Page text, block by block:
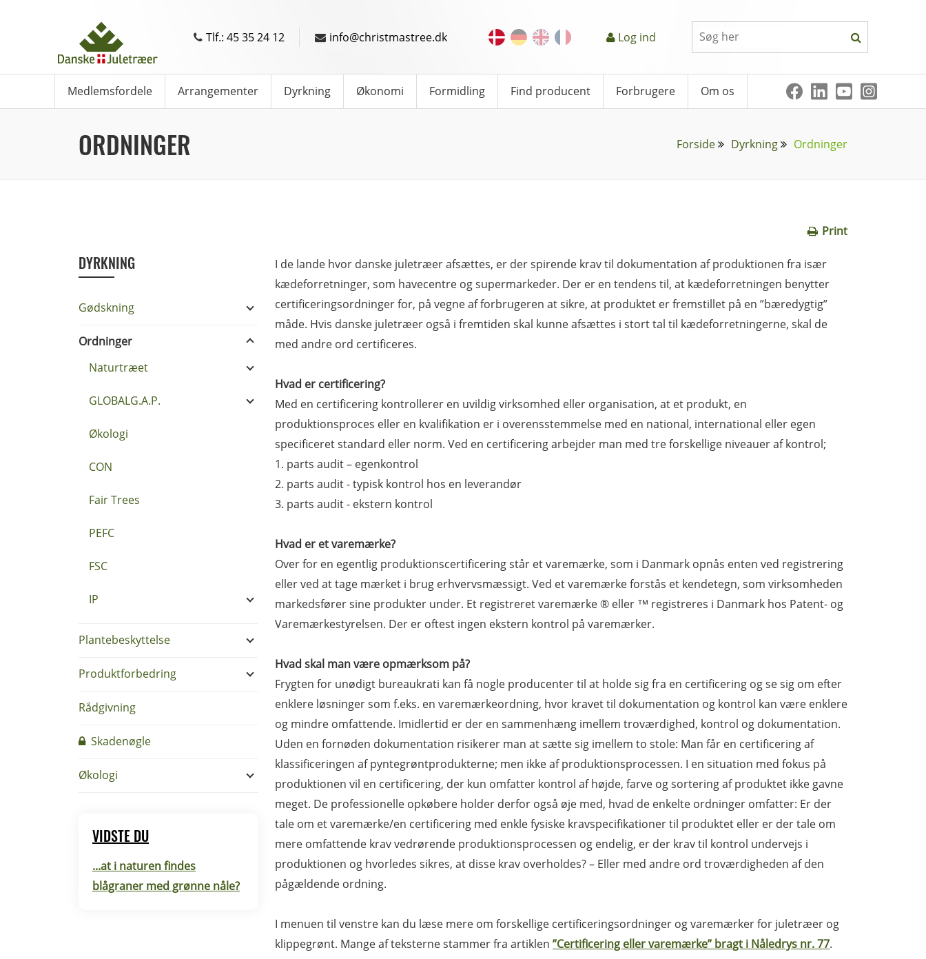
Tlf.: 45 35 24 12 info@christmastree.dk Log ind
Medlemsfordele Arrangementer Dyrkning Økonomi Formidling Find producent Forbrugere Om os
ORDNINGER Forside Dyrkning Ordninger
Print
DYRKNING
Gødskning
Ordninger
Naturtræet
GLOBALG.A.P.
Økologi
CON
Fair Trees
PEFC
FSC
IP
Plantebeskyttelse
Produktforbedring
Rådgivning
Skadenøgle
Økologi
VIDSTE DU
...at i naturen findes
blågraner med grønne nåle?
I de lande hvor danske juletræer afsættes, er der spirende krav til dokumentation af produktionen fra især
kædeforretninger, som havecentre og supermarkeder. Der er en tendens til, at kædeforretningen benytter
certificeringsordninger for, på vegne af forbrugeren at sikre, at produktet er fremstillet på en ”bæredygtig”
måde. Hvis danske juletræer også i fremtiden skal kunne afsættes i stort tal til kædeforretningerne, skal de
med andre ord certificeres.
Hvad er certificering?
Med en certificering kontrollerer en uvildig virksomhed eller organisation, at et produkt, en
produktionsproces eller en kvalifikation er i overensstemmelse med en national, international eller egen
specificeret standard eller norm. Ved en certificering arbejder man med tre forskellige niveauer af kontrol;
1. parts audit – egenkontrol
2. parts audit - typisk kontrol hos en leverandør
3. parts audit - ekstern kontrol
Hvad er et varemærke?
Over for en egentlig produktionscertificering står et varemærke, som i Danmark opnås enten ved registrering
eller ved at tage mærket i brug erhvervsmæssigt. Ved et varemærke forstås et kendetegn, som virksomheden
markedsfører sine produkter under. Et registreret varemærke ® eller ™ registreres i Danmark hos Patent- og
Varemærkestyrelsen. Der er oftest ingen ekstern kontrol på varemærker.
Hvad skal man være opmærksom på?
Frygten for unødigt bureaukrati kan få nogle producenter til at holde sig fra en certificering og se sig om efter
enklere løsninger som f.eks. en varemærkeordning, hvor kravet til dokumentation og kontrol kan være enklere
og mindre omfattende. Imidlertid er der en sammenhæng imellem troværdighed, kontrol og dokumentation.
Uden en fornøden dokumentation risikerer man at sætte sig imellem to stole: Man får en certificering af
klassificeringen af pyntegrøntprodukterne; men ikke af produktionsprocessen. I en situation med fokus på
produktionen vil en certificering, der kun omfatter kontrol af højde, farve og sortering af produktet ikke gavne
meget. De professionelle opkøbere holder derfor også øje med, hvad de enkelte ordninger omfatter: Er der
tale om et varemærke/en certificering med enkle fysiske kravspecifikationer til produktet eller er der tale om
mere omfattende krav vedrørende produktionsprocessen og endelig, er der krav til kontrol undervejs i
produktionen og hvorledes sikres, at disse krav overholdes? – Eller med andre ord troværdigheden af den
pågældende ordning.
I menuen til venstre kan du læse mere om forskellige certificeringsordninger og varemærker for juletræer og
klippegrønt. Mange af teksterne stammer fra artiklen ”Certificering eller varemærke” bragt i Nåledrys nr. 77.